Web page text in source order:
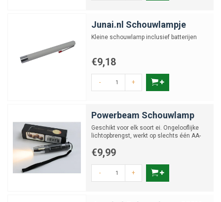
Junai.nl Schouwlampje
Kleine schouwlamp inclusief batterijen
€9,18
- +
Powerbeam Schouwlamp
Geschikt voor elk soort ei. Ongelooflijke
lichtopbrengst, werkt op slechts één AA-
€9,99
- +